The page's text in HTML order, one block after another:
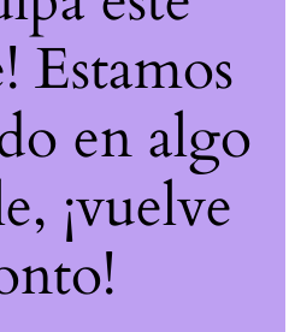
Estamos
en algo
¡vuelve